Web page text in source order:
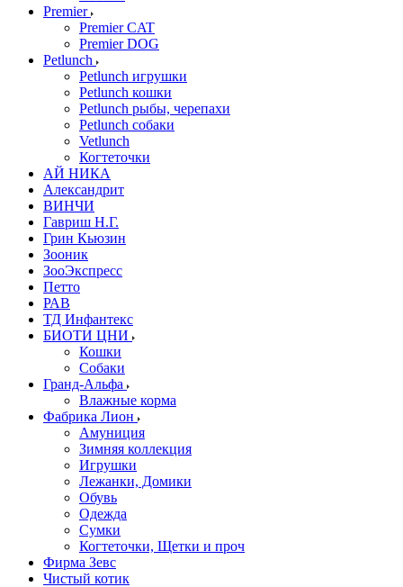
Premier
Premier CAT
Premier DOG
Petlunch
Petlunch игрушки
Petlunch кошки
Petlunch рыбы, черепахи
Petlunch собаки
Vetlunch
Когтеточки
АЙ НИКА
Александрит
ВИНЧИ
Гавриш Н.Г.
Грин Кьюзин
Зооник
ЗооЭкспресс
Петто
РАВ
ТД Инфантекс
БИОТИ ЦНИ
Кошки
Собаки
Гранд-Альфа
Влажные корма
Фабрика Лион
Амуниция
Зимняя коллекция
Игрушки
Лежанки, Домики
Обувь
Одежда
Сумки
Когтеточки, Щетки и проч
Фирма Зевс
Чистый котик